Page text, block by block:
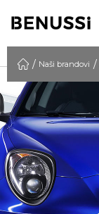
Naši brandovi